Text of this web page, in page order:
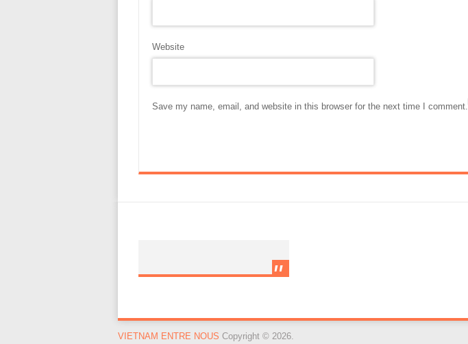
Website
Save my name, email, and website in this browser for the next time I comment.
VIETNAM ENTRE NOUS Copyright © 2026.